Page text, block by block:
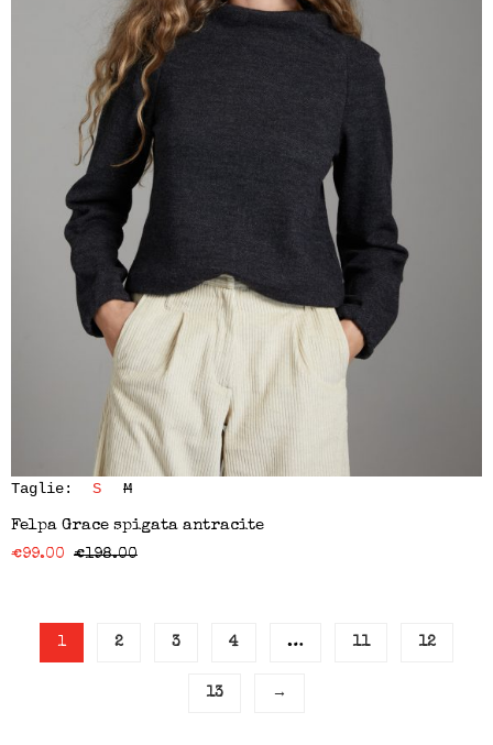
Taglie: S M
Felpa Grace spigata antracite
€99.00 €198.00
1 2 3 4 … 11 12
13 →